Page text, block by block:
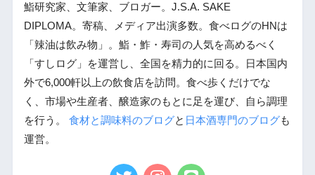
鮨研究家、文筆家、ブロガー。J.S.A. SAKE
DIPLOMA。寄稿、メディア出演多数。食べログのHNは
「辣油は飲み物」。鮨・鮓・寿司の人気を高めるべく
「すしログ」を運営し、全国を精力的に回る。日本国内
外で6,000軒以上の飲食店を訪問。食べ歩くだけでな
く、市場や生産者、醸造家のもとに足を運び、自ら調理
を行う。 食材と調味料のブログと 日本酒専門のブログも
運営。